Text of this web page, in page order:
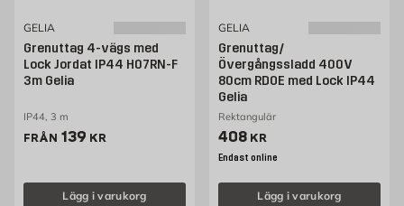
GELIA
Grenuttag 4-vägs med
Lock Jordat IP44 H07RN-F
3m Gelia
IP44, 3 m
FRÅN Pris 139 kr
139 KR
Lägg i varukorg
GELIA
Grenuttag/
Övergångssladd 400V
80cm RDOE med Lock IP44
Gelia
Rektangulär
Pris 408 kr
408 KR
Endast online
Lägg i varukorg